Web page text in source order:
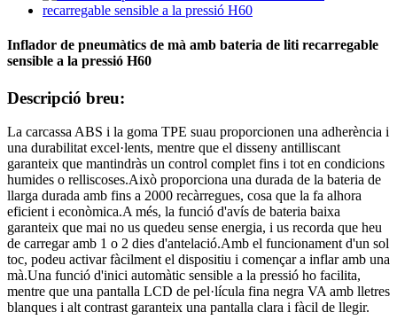
Inflador de pneumàtics de mà amb bateria de liti recarregable
sensible a la pressió H60
Descripció breu:
La carcassa ABS i la goma TPE suau proporcionen una adherència i
una durabilitat excel·lents, mentre que el disseny antilliscant
garanteix que mantindràs un control complet fins i tot en condicions
humides o relliscoses.Això proporciona una durada de la bateria de
llarga durada amb fins a 2000 recàrregues, cosa que la fa alhora
eficient i econòmica.A més, la funció d'avís de bateria baixa
garanteix que mai no us quedeu sense energia, i us recorda que heu
de carregar amb 1 o 2 dies d'antelació.Amb el funcionament d'un sol
toc, podeu activar fàcilment el dispositiu i començar a inflar amb una
mà.Una funció d'inici automàtic sensible a la pressió ho facilita,
mentre que una pantalla LCD de pel·lícula fina negra VA amb lletres
blanques i alt contrast garanteix una pantalla clara i fàcil de llegir.